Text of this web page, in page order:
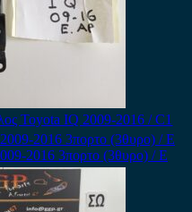
Toyota IQ 2009-2016 / C1
2016 3πορτο (3θυρο) / Ε